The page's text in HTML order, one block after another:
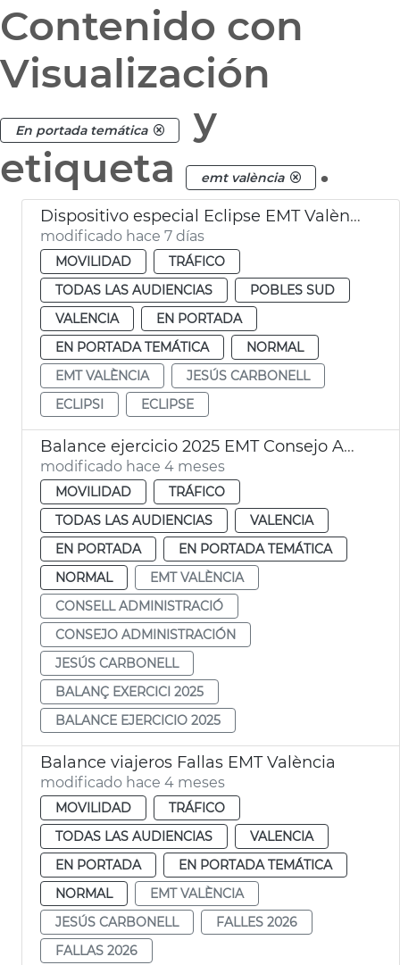
Contenido con
Visualización
En portada temática
y
etiqueta
emt valència .
Dispositivo especial Eclipse EMT València
modificado hace 7 días
MOVILIDAD
TRÁFICO
TODAS LAS AUDIENCIAS
POBLES SUD
VALENCIA
EN PORTADA
EN PORTADA TEMÁTICA
NORMAL
EMT VALÈNCIA
JESÚS CARBONELL
ECLIPSI
ECLIPSE
Balance ejercicio 2025 EMT Consejo Administración
modificado hace 4 meses
MOVILIDAD
TRÁFICO
TODAS LAS AUDIENCIAS
VALENCIA
EN PORTADA
EN PORTADA TEMÁTICA
NORMAL
EMT VALÈNCIA
CONSELL ADMINISTRACIÓ
CONSEJO ADMINISTRACIÓN
JESÚS CARBONELL
BALANÇ EXERCICI 2025
BALANCE EJERCICIO 2025
Balance viajeros Fallas EMT València
modificado hace 4 meses
MOVILIDAD
TRÁFICO
TODAS LAS AUDIENCIAS
VALENCIA
EN PORTADA
EN PORTADA TEMÁTICA
NORMAL
EMT VALÈNCIA
JESÚS CARBONELL
FALLES 2026
FALLAS 2026